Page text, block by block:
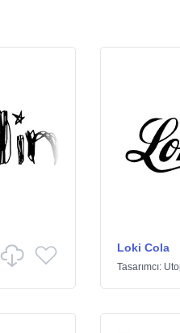
Loki Cola
Tasarımcı: